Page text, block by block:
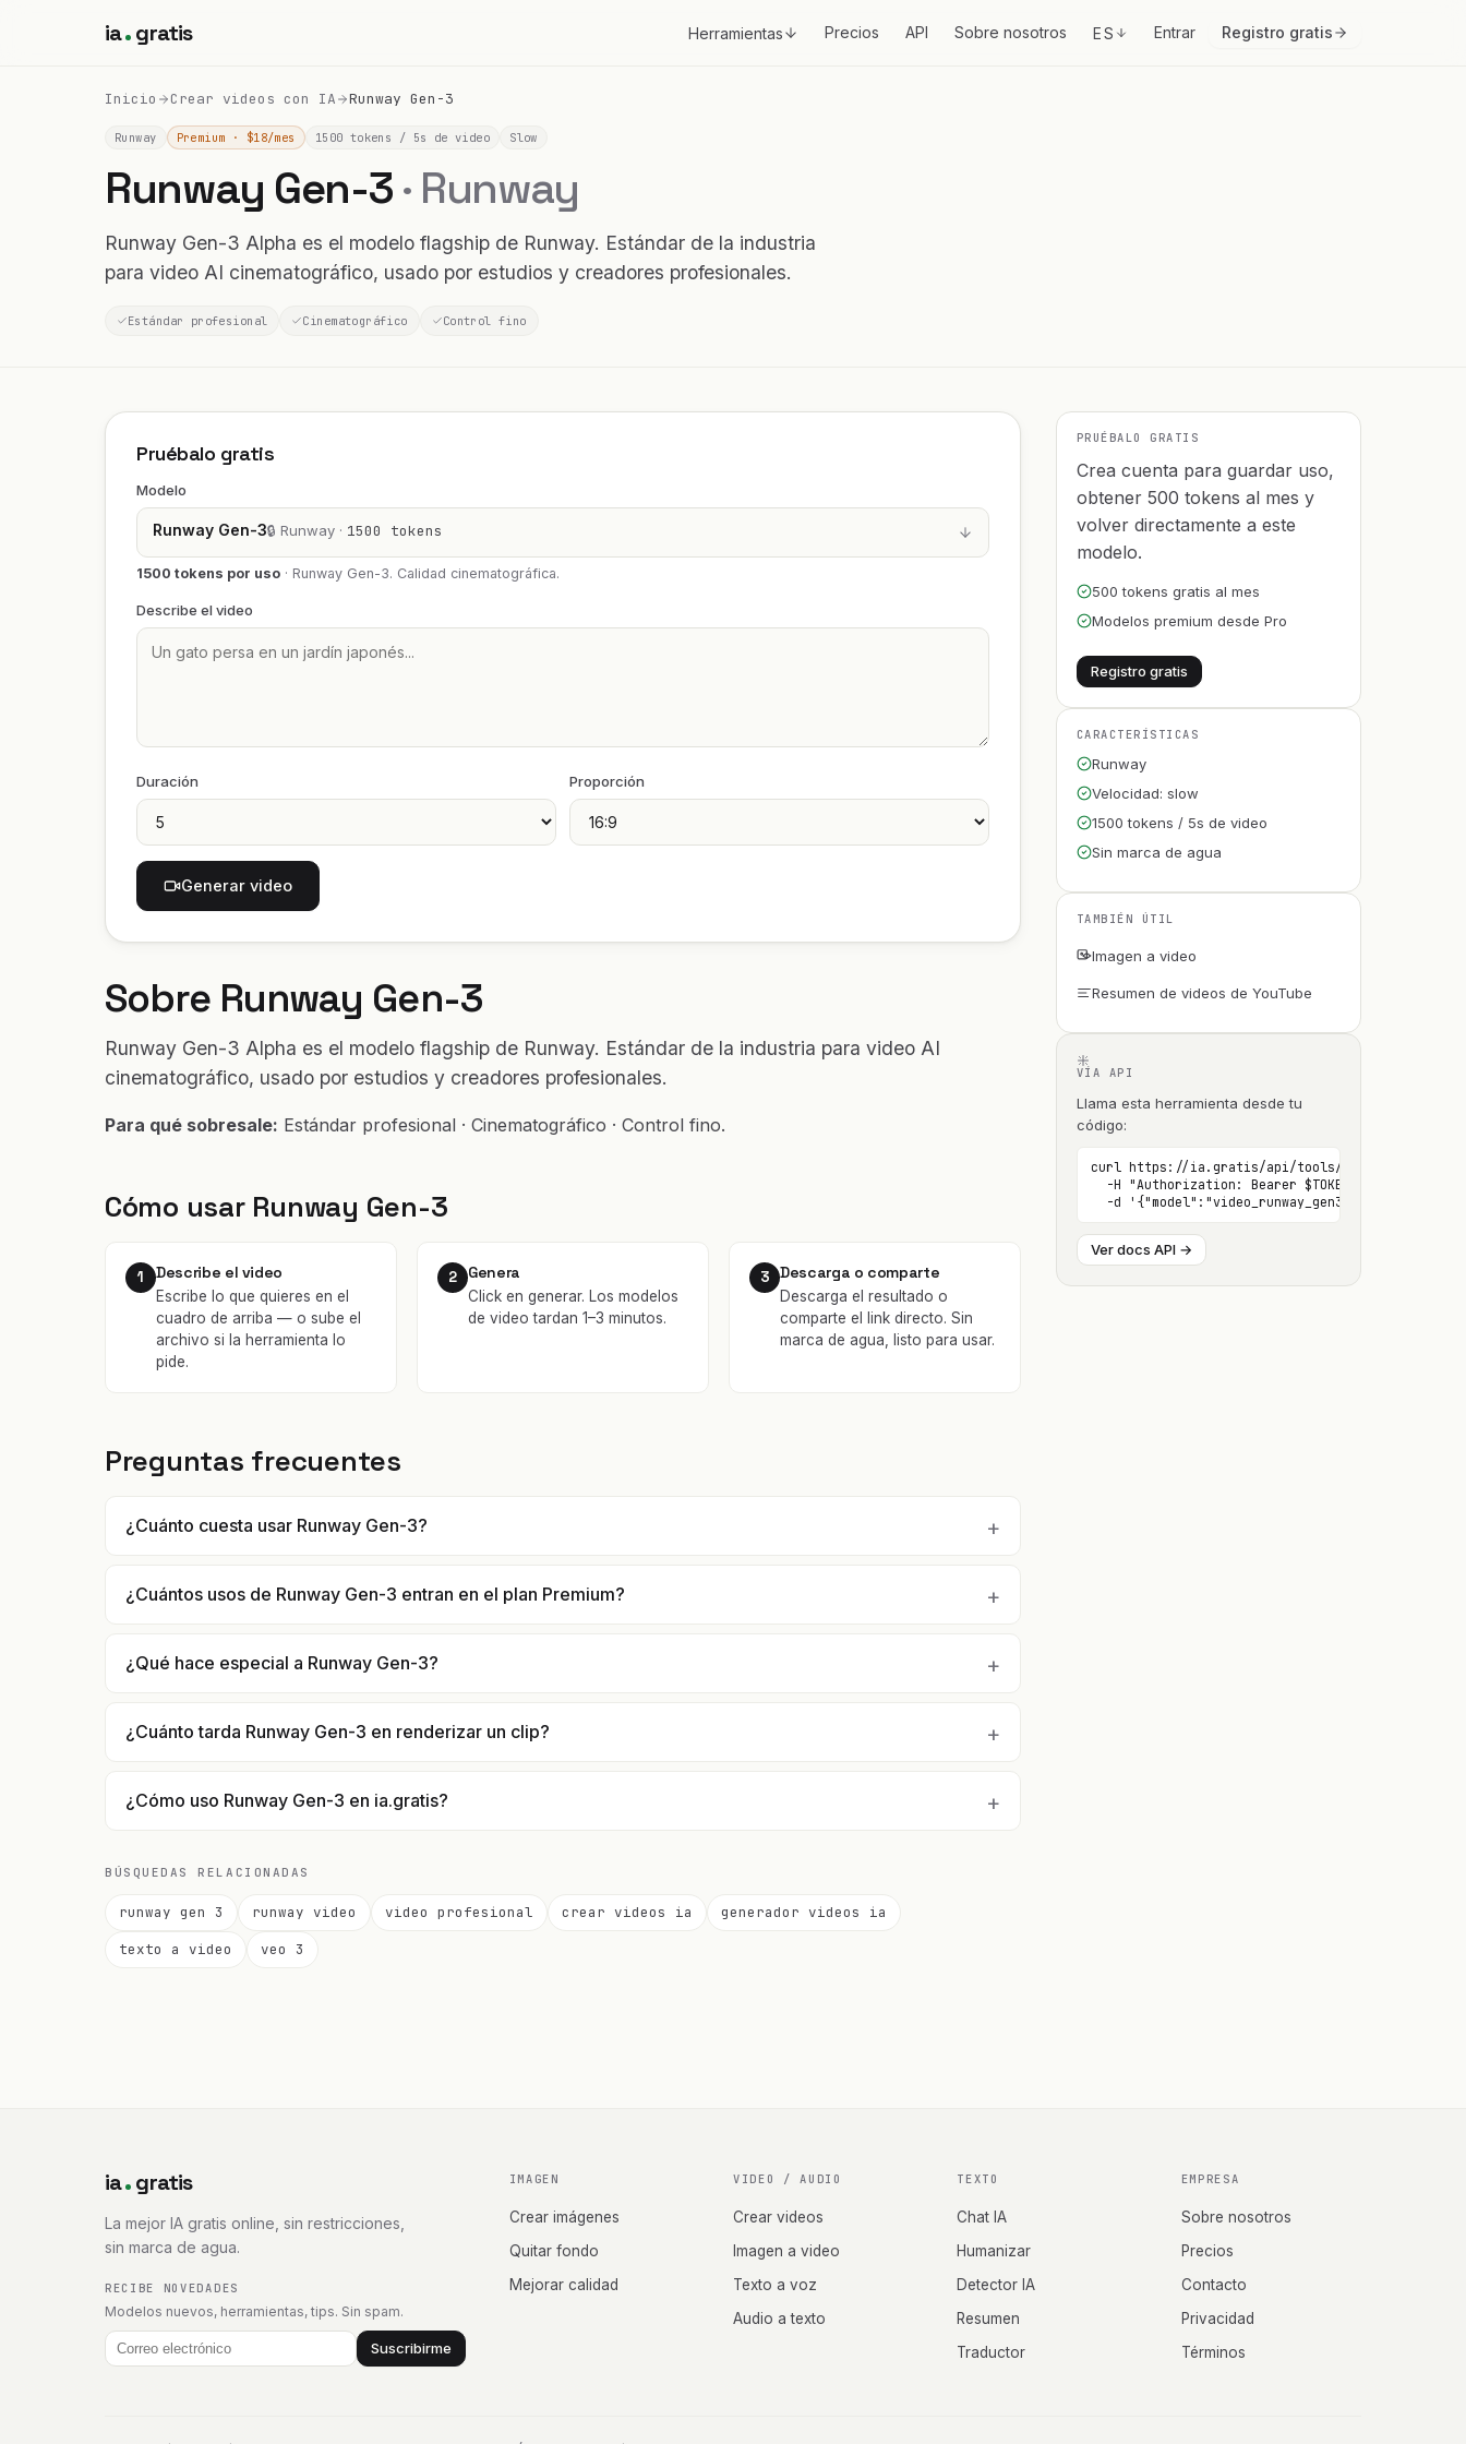
ia gratis Herramientas Precios API Sobre nosotros ES Entrar Registro gratis
Inicio Crear videos con IA Runway Gen-3
Runway Premium · $18/mes 1500 tokens / 5s de video Slow
Runway Gen-3· Runway
Runway Gen-3 Alpha es el modelo flagship de Runway. Estándar de la industria
para video AI cinematográfico, usado por estudios y creadores profesionales.
Estándar profesional Cinematográfico Control fino
Pruébalo gratis
Modelo
Runway Gen-3🔒 Runway · 1500 tokens
1500 tokens por uso · Runway Gen-3. Calidad cinematográfica.
Describe el video
Duración Proporción
Generar video
Sobre Runway Gen-3
Runway Gen-3 Alpha es el modelo flagship de Runway. Estándar de la industria para video AI
cinematográfico, usado por estudios y creadores profesionales.
Para qué sobresale: Estándar profesional · Cinematográfico · Control fino.
Cómo usar Runway Gen-3
1 Describe el video
Escribe lo que quieres en el
cuadro de arriba — o sube el
archivo si la herramienta lo
pide.
2 Genera
Click en generar. Los modelos
de video tardan 1–3 minutos.
3 Descarga o comparte
Descarga el resultado o
comparte el link directo. Sin
marca de agua, listo para usar.
Preguntas frecuentes
¿Cuánto cuesta usar Runway Gen-3?
¿Cuántos usos de Runway Gen-3 entran en el plan Premium?
¿Qué hace especial a Runway Gen-3?
¿Cuánto tarda Runway Gen-3 en renderizar un clip?
¿Cómo uso Runway Gen-3 en ia.gratis?
BÚSQUEDAS RELACIONADAS
runway gen 3 runway video video profesional crear videos ia
generador videos ia
texto a video
veo 3
PRUÉBALO GRATIS
Crea cuenta para guardar uso,
obtener 500 tokens al mes y
volver directamente a este
modelo.
500 tokens gratis al mes
Modelos premium desde Pro
Registro gratis
CARACTERÍSTICAS
Runway
Velocidad: slow
1500 tokens / 5s de video
Sin marca de agua
TAMBIÉN ÚTIL
Imagen a video
Resumen de videos de YouTube
VÍA API
Llama esta herramienta desde tu
código:
curl https://ia.gratis/api/tools/video/ \
  -H "Authorization: Bearer $TOKEN" \
  -d '{"model":"video_runway_gen3", ...}'
Ver docs API →
ia gratis
La mejor IA gratis online, sin restricciones,
sin marca de agua.
RECIBE NOVEDADES
Modelos nuevos, herramientas, tips. Sin spam.
Suscribirme
IMAGEN
Crear imágenes
Quitar fondo
Mejorar calidad
VIDEO / AUDIO
Crear videos
Imagen a video
Texto a voz
Audio a texto
TEXTO
Chat IA
Humanizar
Detector IA
Resumen
Traductor
EMPRESA
Sobre nosotros
Precios
Contacto
Privacidad
Términos